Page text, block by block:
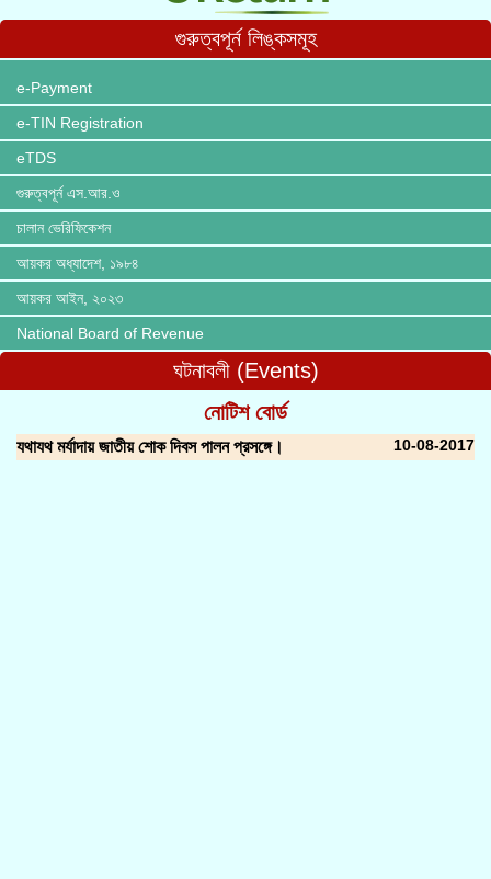
গুরুত্বপূর্ন লিঙ্কসমূহ
e-Payment
e-TIN Registration
eTDS
গুরুত্বপূর্ন এস.আর.ও
চালান ভেরিফিকেশন
আয়কর অধ্যাদেশ, ১৯৮৪
আয়কর আইন, ২০২৩
National Board of Revenue
ঘটনাবলী (Events)
নোটিশ বোর্ড
যথাযথ মর্যাদায় জাতীয় শোক দিবস পালন প্রসঙ্গে। 10-08-2017